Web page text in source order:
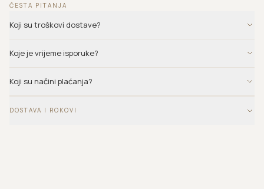
ČESTA PITANJA
Koji su troškovi dostave?
Koje je vrijeme isporuke?
Koji su načini plaćanja?
DOSTAVA I ROKOVI